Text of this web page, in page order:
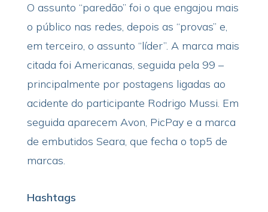
O assunto “paredão” foi o que engajou mais
o público nas redes, depois as “provas” e,
em terceiro, o assunto “líder”. A marca mais
citada foi Americanas, seguida pela 99 –
principalmente por postagens ligadas ao
acidente do participante Rodrigo Mussi. Em
seguida aparecem Avon, PicPay e a marca
de embutidos Seara, que fecha o top5 de
marcas.
Hashtags